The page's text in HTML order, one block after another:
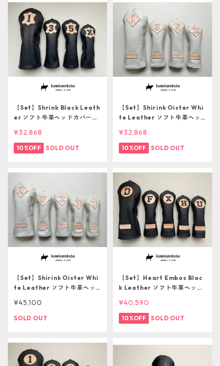
【Set】Shrink Black Leath
er ソフト牛革ヘッドカバー４
販不可】
¥32,868
10%OFF SOLD OUT
【Set】Shirink Oister Whi
te Leather ソフト牛革ヘッ
につき再販不可】
¥32,868
10%OFF SOLD OUT
【Set】Shirink Oister Whi
te Leather ソフト牛革ヘッ
につき再販不可】
¥45,100
SOLD OUT
【Set】Heart Embos Blac
k Leather ソフト牛革ヘッド
につき再販不可】
¥40,590
10%OFF SOLD OUT